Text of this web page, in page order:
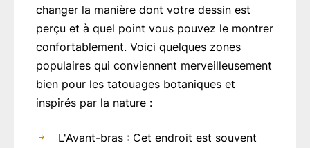
changer la manière dont votre dessin est
perçu et à quel point vous pouvez le montrer
confortablement. Voici quelques zones
populaires qui conviennent merveilleusement
bien pour les tatouages botaniques et
inspirés par la nature :
L'Avant-bras : Cet endroit est souvent